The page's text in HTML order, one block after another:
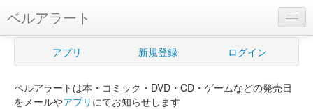
ベルアラート
ベルアラートとは
新規登録
アプリ 新規登録 ログイン
ベルアラートは本・コミック・DVD・CD・ゲームなどの発売日
をメールやアプリ にてお知らせします